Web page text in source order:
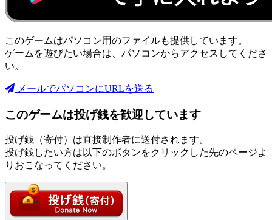
このゲームはパソコン用のファイルも提供しています。
ゲームを遊びたい場合は、パソコンからアクセスしてくださ
い。
メールでパソコンにURLを送る
このゲームは投げ銭を歓迎しています
投げ銭（寄付）は直接制作者に送付されます。
投げ銭したい方は以下のボタンをクリックした先のページよ
りおこなってください。